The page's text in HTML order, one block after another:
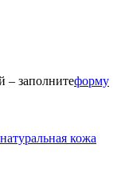
– заполнитеформу
кожа